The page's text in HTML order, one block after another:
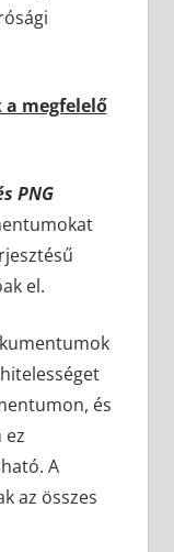
megfelelő
PNG
el.
és
A
az összes